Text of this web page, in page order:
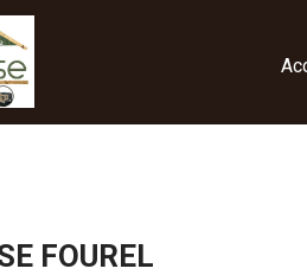
FOUREL